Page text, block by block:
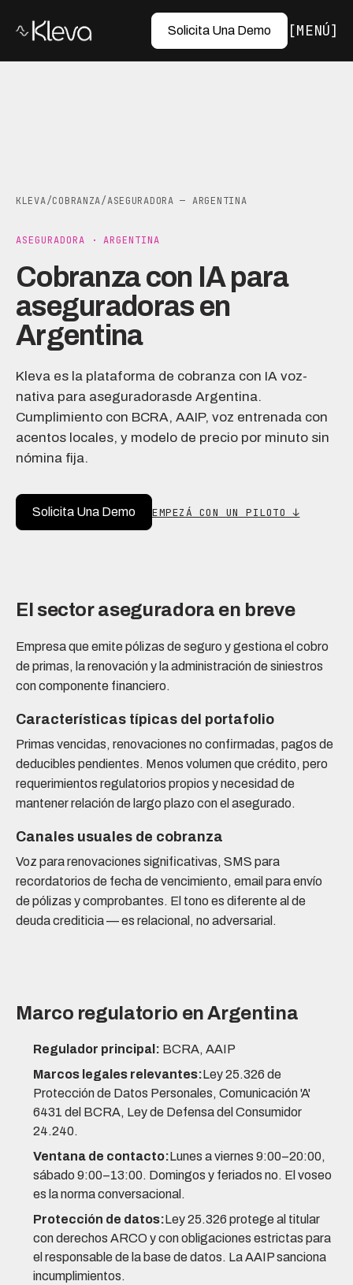
Solicita Una Demo MENÚ
KLEVA/COBRANZA/ASEGURADORA — ARGENTINA
ASEGURADORA · ARGENTINA
Cobranza con IA para
aseguradoras en
Argentina
Kleva es la plataforma de cobranza con IA voz-
nativa para aseguradorasde Argentina.
Cumplimiento con BCRA, AAIP, voz entrenada con
acentos locales, y modelo de precio por minuto sin
nómina fija.
Solicita Una Demo EMPEZÁ CON UN PILOTO ↓
El sector aseguradora en breve
Empresa que emite pólizas de seguro y gestiona el cobro
de primas, la renovación y la administración de siniestros
con componente financiero.
Características típicas del portafolio
Primas vencidas, renovaciones no confirmadas, pagos de
deducibles pendientes. Menos volumen que crédito, pero
requerimientos regulatorios propios y necesidad de
mantener relación de largo plazo con el asegurado.
Canales usuales de cobranza
Voz para renovaciones significativas, SMS para
recordatorios de fecha de vencimiento, email para envío
de pólizas y comprobantes. El tono es diferente al de
deuda crediticia — es relacional, no adversarial.
Marco regulatorio en Argentina
Regulador principal: BCRA, AAIP
Marcos legales relevantes:Ley 25.326 de
Protección de Datos Personales, Comunicación 'A'
6431 del BCRA, Ley de Defensa del Consumidor
24.240.
Ventana de contacto:Lunes a viernes 9:00–20:00,
sábado 9:00–13:00. Domingos y feriados no. El voseo
es la norma conversacional.
Protección de datos:Ley 25.326 protege al titular
con derechos ARCO y con obligaciones estrictas para
el responsable de la base de datos. La AAIP sanciona
incumplimientos.